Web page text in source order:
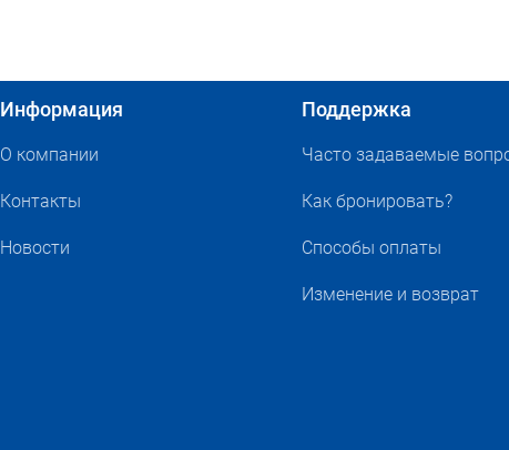
Информация
О компании
Контакты
Новости
Поддержка
Часто задаваемые
Как бронировать?
Способы оплаты
Изменение и возврат